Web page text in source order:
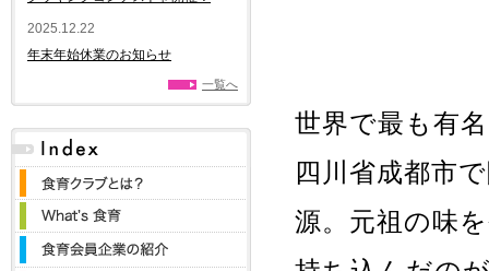
世界で最も有
四川省成都市
源。元祖の味
2025.12.22
年末年始休業のお知らせ
一覧へ